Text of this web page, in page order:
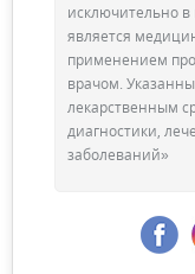
исключительно
является
применением
врачом.
лекарственным
диагностики,
заболеваний»